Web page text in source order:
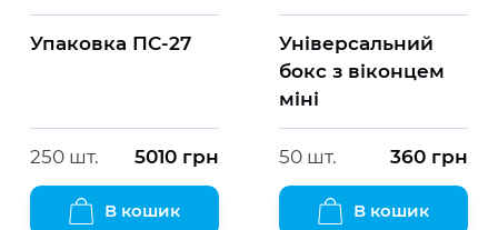
Упаковка ПС-27
250 шт. 5010 грн
В кошик
Універсальний
бокс з віконцем
міні
50 шт. 360 грн
В кошик